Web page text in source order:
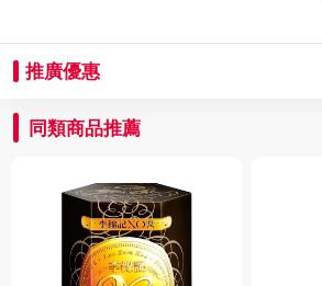
推廣優惠
同類商品推薦